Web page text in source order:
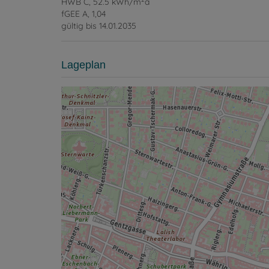
fGEE A, 1,04
gültig bis 14.01.2035
Lageplan